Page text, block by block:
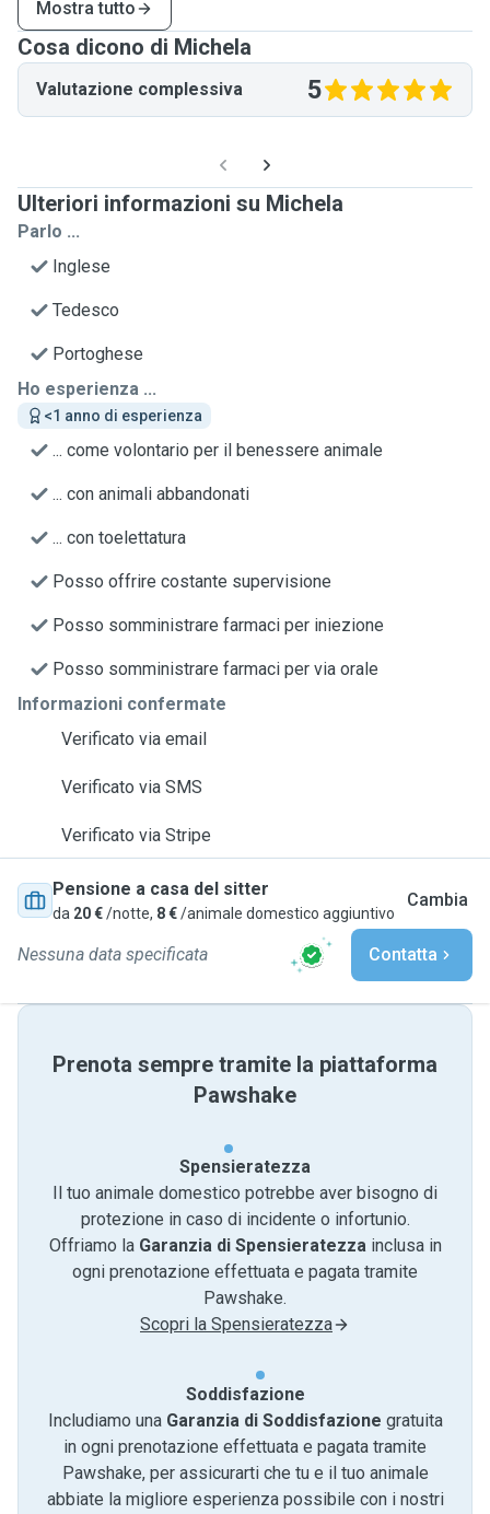
Mostra tutto
Cosa dicono di Michela
Valutazione complessiva 5
Ulteriori informazioni su Michela
Parlo ...
Inglese
Tedesco
Portoghese
Ho esperienza ...
<1 anno di esperienza
... come volontario per il benessere animale
... con animali abbandonati
... con toelettatura
Posso offrire costante supervisione
Posso somministrare farmaci per iniezione
Posso somministrare farmaci per via orale
Informazioni confermate
Verificato via email
Verificato via SMS
Verificato via Stripe
Pensione a casa del sitter
da 20 €/notte, 8 €/animale domestico aggiuntivo
Cambia
Nessuna data specificata Contatta
Prenota sempre tramite la piattaforma
Pawshake
Spensieratezza
Il tuo animale domestico potrebbe aver bisogno di
protezione in caso di incidente o infortunio.
Offriamo la Garanzia di Spensieratezzainclusa in
ogni prenotazione effettuata e pagata tramite
Pawshake.
Scopri la Spensieratezza
Soddisfazione
Includiamo una Garanzia di Soddisfazione gratuita
in ogni prenotazione effettuata e pagata tramite
Pawshake, per assicurarti che tu e il tuo animale
abbiate la migliore esperienza possibile con i nostri